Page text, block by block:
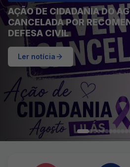
AÇÃO DE CIDADANIA DO
CANCELADA POR
DEFESA CIVIL
Ler notícia